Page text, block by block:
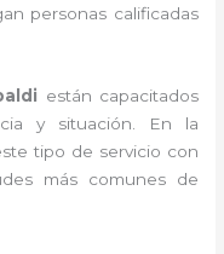
personas calificadas
están capacitados
y situación. En la
tipo de servicio con
más comunes de